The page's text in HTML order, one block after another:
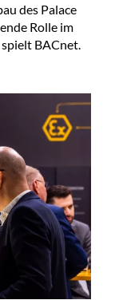
des Palace
Rolle im
BACnet.